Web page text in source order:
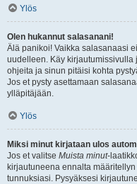
Ylös
Olen hukannut salasanani!
Älä panikoi! Vaikka salasanaasi
uudelleen. Käy kirjautumissivulla
ohjeita ja sinun pitäisi kohta
Jos et pysty asettamaan
ylläpitäjään.
Ylös
Miksi minut kirjataan ulos
Jos et valitse Muista minut-
kirjautuneena ennalta
tunnuksiasi. Pysyäksesi